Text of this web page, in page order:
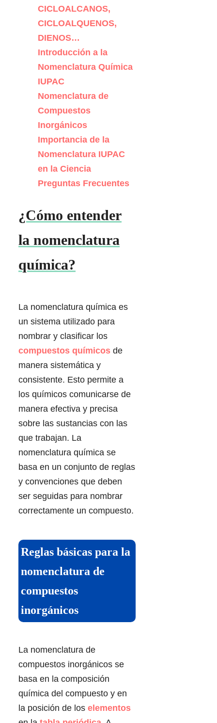
CICLOALCANOS,
CICLOALQUENOS,
DIENOS…
Introducción a la
Nomenclatura Química
IUPAC
Nomenclatura de
Compuestos
Inorgánicos
Importancia de la
Nomenclatura IUPAC
en la Ciencia
Preguntas Frecuentes
¿Cómo entender
la nomenclatura
química?
La nomenclatura química es
un sistema utilizado para
nombrar y clasificar los
compuestos químicos de
manera sistemática y
consistente. Esto permite a
los químicos comunicarse de
manera efectiva y precisa
sobre las sustancias con las
que trabajan. La
nomenclatura química se
basa en un conjunto de reglas
y convenciones que deben
ser seguidas para nombrar
correctamente un compuesto.
Reglas básicas para la
nomenclatura de
compuestos
inorgánicos
La nomenclatura de
compuestos inorgánicos se
basa en la composición
química del compuesto y en
la posición de los elementos